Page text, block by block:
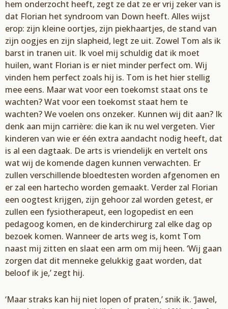
hem onderzocht heeft, zegt ze dat ze er vrij zeker van is
dat Florian het syndroom van Down heeft. Alles wijst
erop: zijn kleine oortjes, zijn piekhaartjes, de stand van
zijn oogjes en zijn slapheid, legt ze uit. Zowel Tom als ik
barst in tranen uit. Ik voel mij schuldig dat ik moet
huilen, want Florian is er niet minder perfect om. Wij
vinden hem perfect zoals hij is. Tom is het hier stellig
mee eens. Maar wat voor een toekomst staat ons te
wachten? Wat voor een toekomst staat hem te
wachten? We voelen ons onzeker. Kunnen wij dit aan? Ik
denk aan mijn carrière: die kan ik nu wel vergeten. Vier
kinderen van wie er één extra aandacht nodig heeft, dat
is al een dagtaak. De arts is vriendelijk en vertelt ons
wat wij de komende dagen kunnen verwachten. Er
zullen verschillende bloedtesten worden afgenomen en
er zal een hartecho worden gemaakt. Verder zal Florian
een oogtest krijgen, zijn gehoor zal worden getest, er
zullen een fysiotherapeut, een logopedist en een
pedagoog komen, en de kinderchirurg zal elke dag op
bezoek komen. Wanneer de arts weg is, komt Tom
naast mij zitten en slaat een arm om mij heen. ‘Wij gaan
zorgen dat dit menneke gelukkig gaat worden, dat
beloof ik je,’ zegt hij.
‘Maar straks kan hij niet lopen of praten,’ snik ik. ‘Jawel,